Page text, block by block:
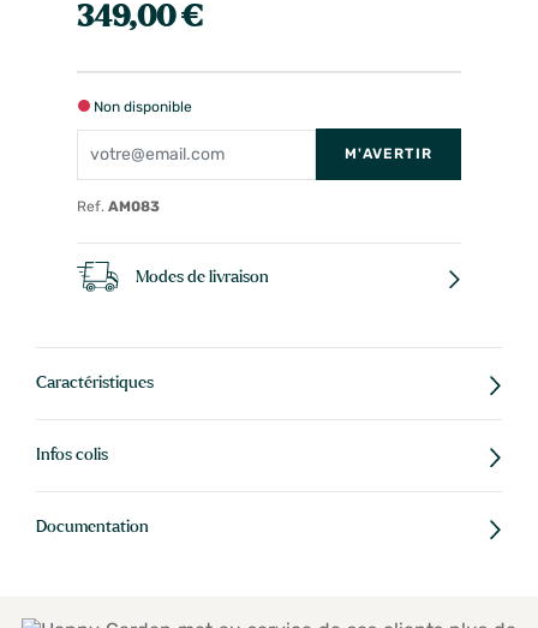
349,00 €
Non disponible
M'AVERTIR
Ref. AM083
Modes de livraison
Caractéristiques
Infos colis
Documentation